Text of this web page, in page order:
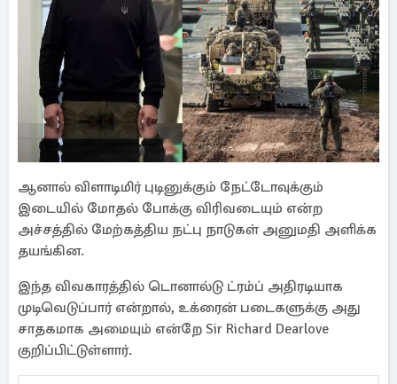
ஆனால் விளாடிமிர் புடினுக்கும் நேட்டோவுக்கும்
இடையில் மோதல் போக்கு விரிவடையும் என்ற
அச்சத்தில் மேற்கத்திய நட்பு நாடுகள் அனுமதி அளிக்க
தயங்கின.
இந்த விவகாரத்தில் டொனால்டு ட்ரம்ப் அதிரடியாக
முடிவெடுப்பார் என்றால், உக்ரைன் படைகளுக்கு அது
சாதகமாக அமையும் என்றே Sir Richard Dearlove
குறிப்பிட்டுள்ளார்.